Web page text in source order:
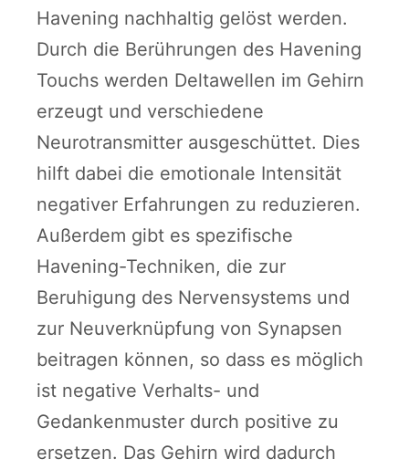
Havening nachhaltig gelöst werden.
Durch die Berührungen des Havening
Touchs werden Deltawellen im Gehirn
erzeugt und verschiedene
Neurotransmitter ausgeschüttet. Dies
hilft dabei die emotionale Intensität
negativer Erfahrungen zu reduzieren.
Außerdem gibt es spezifische
Havening-Techniken, die zur
Beruhigung des Nervensystems und
zur Neuverknüpfung von Synapsen
beitragen können, so dass es möglich
ist negative Verhalts- und
Gedankenmuster durch positive zu
ersetzen. Das Gehirn wird dadurch